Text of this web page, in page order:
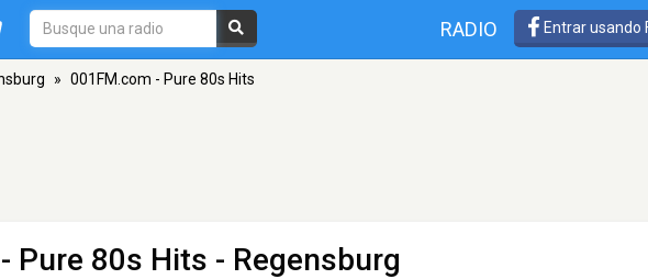
RADIO Entrar usando
» 001FM.com - Pure 80s Hits
Pure 80s Hits - Regensburg